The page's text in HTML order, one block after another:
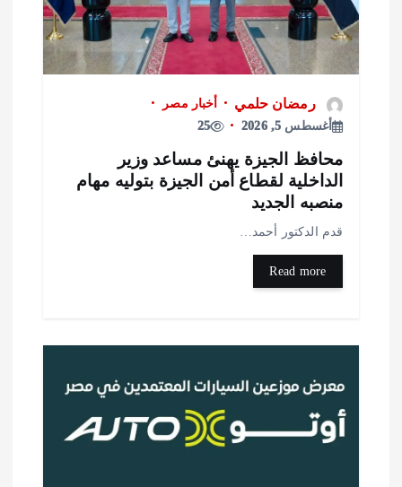
رمضان حلمي
أخبار مصر
أغسطس 5, 2026
25
الجيزة يهنئ مساعد وزير
لقطاع أمن الجيزة بتوليه مهام
الجديد
الدكتور أحمد…